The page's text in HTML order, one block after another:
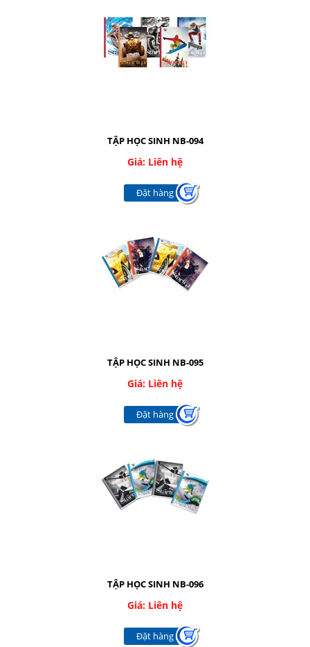
TẬP HỌC SINH NB-094
Giá: Liên hệ
Đặt hàng
TẬP HỌC SINH NB-095
Giá: Liên hệ
Đặt hàng
TẬP HỌC SINH NB-096
Giá: Liên hệ
Đặt hàng